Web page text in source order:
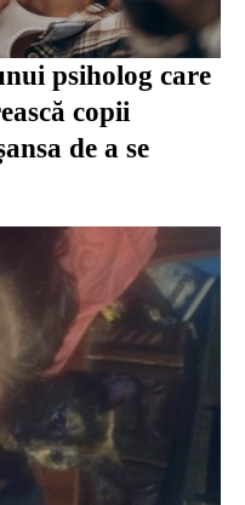
psiholog care
copii
de a se